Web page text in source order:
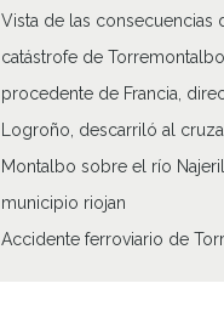
Vista de las consecuencias
catástrofe de
procedente de Francia,
Logroño, descarriló al
Montalbo sobre el río
municipio riojan
Accidente ferroviario de